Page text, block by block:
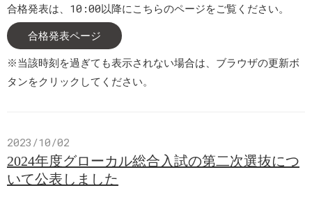
合格発表は、10:00以降にこちらのページをご覧ください。
合格発表ページ
※当該時刻を過ぎても表示されない場合は、ブラウザの更新ボ
タンをクリックしてください。
2023/10/02
2024年度グローカル総合入試の第二次選抜につ
いて公表しました